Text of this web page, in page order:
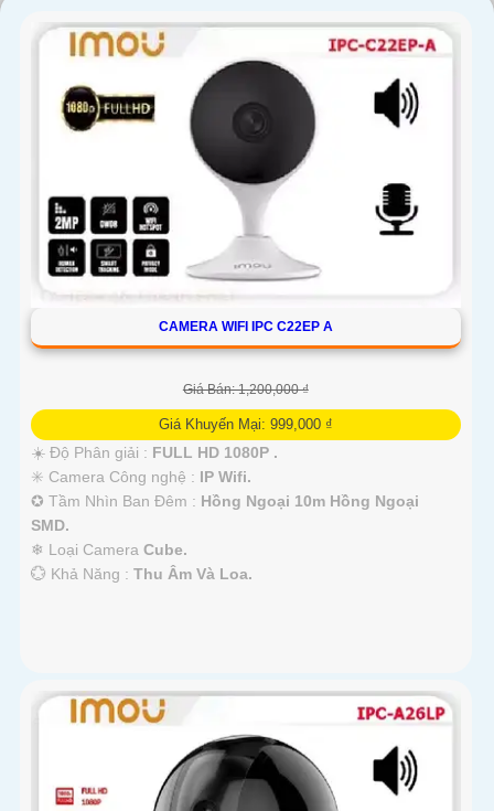
CAMERA WIFI IPC C22EP A
Giá Bán: 1,200,000 ₫
Giá Khuyến Mại: 999,000 ₫
☀️ Độ Phân giải : FULL HD 1080P .
✳️ Camera Công nghệ : IP Wifi.
✪ Tầm Nhìn Ban Đêm : Hồng Ngoại 10m Hồng Ngoại
SMD.
❄ Loại Camera Cube.
️💮 Khả Năng : Thu Âm Và Loa.